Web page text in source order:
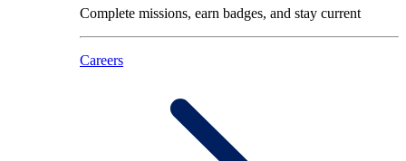
Complete missions, earn badges, and stay current
Careers